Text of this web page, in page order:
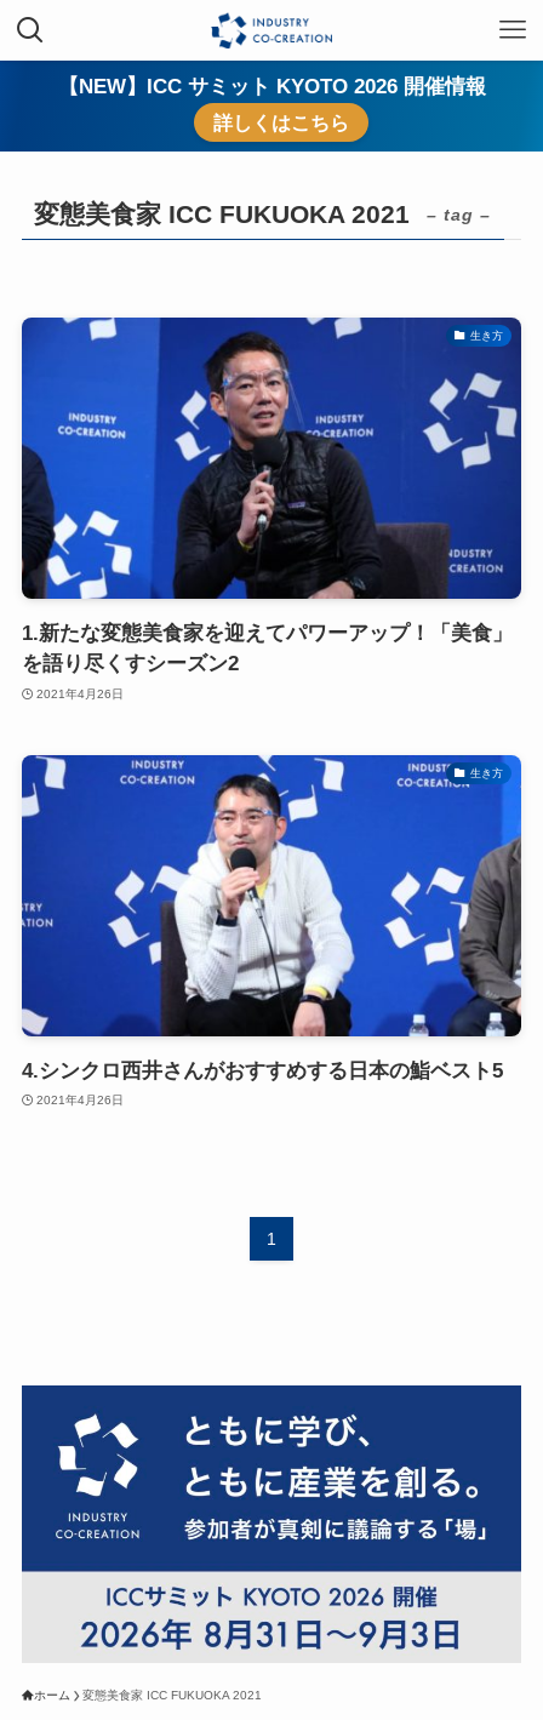
【NEW】ICC サミット KYOTO 2026 開催情報
詳しくはこちら
変態美食家 ICC FUKUOKA 2021 – tag –
生き方
1.新たな変態美食家を迎えてパワーアップ！「美食」
を語り尽くすシーズン2
2021年4月26日
生き方
4.シンクロ西井さんがおすすめする日本の鮨ベスト5
2021年4月26日
1
ホーム 変態美食家 ICC FUKUOKA 2021